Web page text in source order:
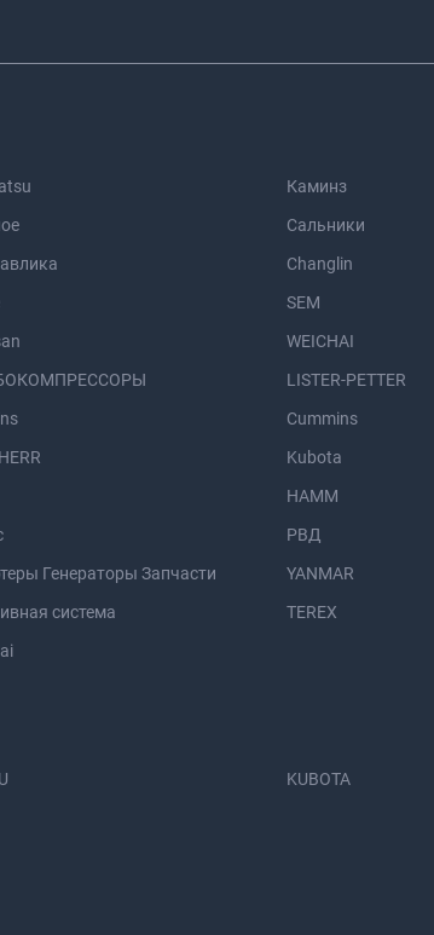
Каминз
Сальники
Changlin
SEM
WEICHAI
LISTER-PETTER
Cummins
Kubota
HAMM
РВД
Генераторы Запчасти
YANMAR
система
TEREX
KUBOTA